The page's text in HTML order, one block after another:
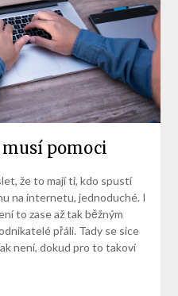
musí pomoci
že to mají ti, kdo spustí
na internetu, jednoduché. I
to zase až tak běžným
přáli. Tady se sice
není, dokud pro to takoví